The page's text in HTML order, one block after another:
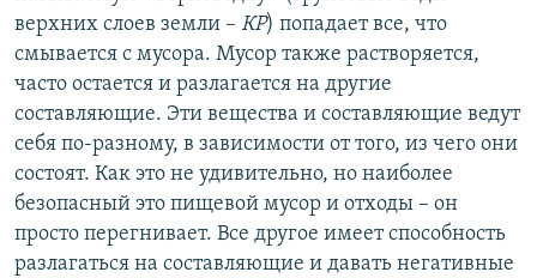
верхних слоев земли – КР) попадает все, что
смывается с мусора. Мусор также растворяется,
часто остается и разлагается на другие
составляющие. Эти вещества и составляющие ведут
себя по-разному, в зависимости от того, из чего они
состоят. Как это не удивительно, но наиболее
безопасный это пищевой мусор и отходы – он
просто перегнивает. Все другое имеет способность
разлагаться на составляющие и давать негативные